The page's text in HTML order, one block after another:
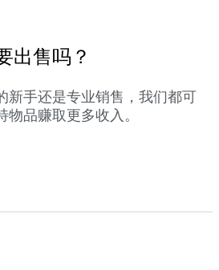
出售吗？
新手还是专业销售，我们都可
物品赚取更多收入。